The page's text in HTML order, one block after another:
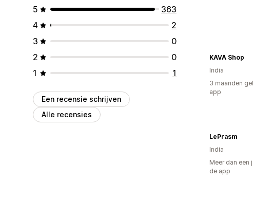
5
363
4
2
3
0
2
0
1
1
Een recensie schrijven
Alle recensies
KAVA Shop
India
3 maanden
app
LePrasm
India
Meer dan een
de app